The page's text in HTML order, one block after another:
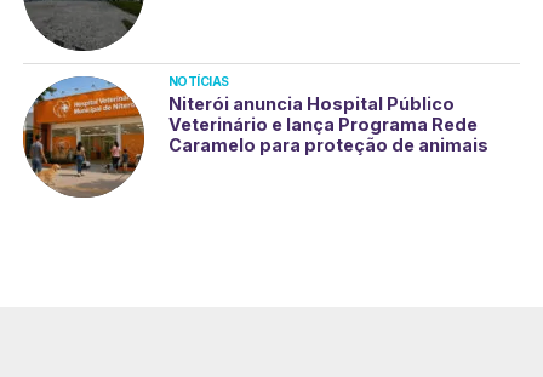
NOTÍCIAS
Niterói anuncia Hospital Público
Veterinário e lança Programa Rede
Caramelo para proteção de animais